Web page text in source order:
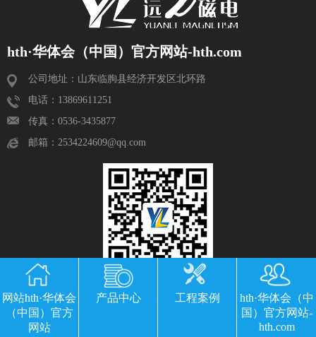
hth·华体会（中国）官方网站-hth.com
公司地址：山东临朐县经济开发区北环路
电话：13869611251
传真：0536-3435877
邮箱：2534224609@qq.com
网站hth·华体会
（中国）官方
网站
产品中心 工程案例
hth·华体会（中
国）官方网站-
hth.com